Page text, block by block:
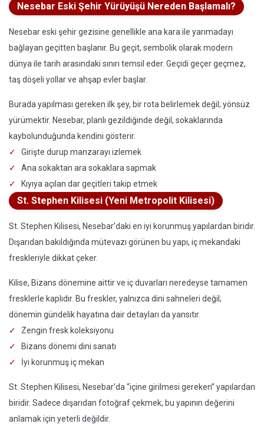
Nesebar Eski Şehir Yürüyüşü Nereden Başlamalı?
Nesebar eski şehir gezisine genellikle ana kara ile yarımadayı
bağlayan geçitten başlanır. Bu geçit, sembolik olarak modern
dünya ile tarih arasındaki sınırı temsil eder. Geçidi geçer geçmez,
taş döşeli yollar ve ahşap evler başlar.
Burada yapılması gereken ilk şey, bir rota belirlemek değil; yönsüz
yürümektir. Nesebar, planlı gezildiğinde değil, sokaklarında
kaybolunduğunda kendini gösterir.
Girişte durup manzarayı izlemek
Ana sokaktan ara sokaklara sapmak
Kıyıya açılan dar geçitleri takip etmek
St. Stephen Kilisesi (Yeni Metropolit Kilisesi)
St. Stephen Kilisesi, Nesebar’daki en iyi korunmuş yapılardan biridir.
Dışarıdan bakıldığında mütevazı görünen bu yapı, iç mekandaki
freskleriyle dikkat çeker.
Kilise, Bizans dönemine aittir ve iç duvarları neredeyse tamamen
fresklerle kaplıdır. Bu freskler, yalnızca dini sahneleri değil;
dönemin gündelik hayatına dair detayları da yansıtır.
Zengin fresk koleksiyonu
Bizans dönemi dini sanatı
İyi korunmuş iç mekan
St. Stephen Kilisesi, Nesebar’da “içine girilmesi gereken” yapılardan
biridir. Sadece dışarıdan fotoğraf çekmek, bu yapının değerini
anlamak için yeterli değildir.